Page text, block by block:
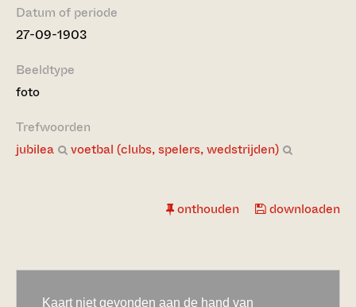
Datum of periode
27-09-1903
Beeldtype
foto
Trefwoorden
jubilea
voetbal (clubs, spelers, wedstrijden)
onthouden downloaden